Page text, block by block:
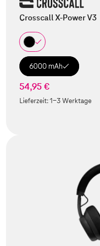
Crosscall X-Power V3
6000 mAh
54,95 €
Lieferzeit:1-3 Werktage